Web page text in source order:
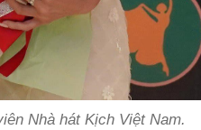
Nhà hát Kịch Việt Nam.